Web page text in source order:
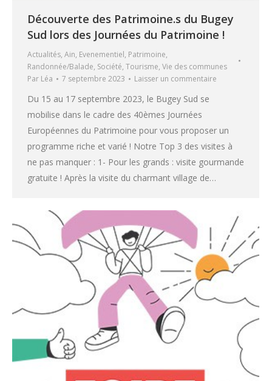
Découverte des Patrimoine.s du Bugey
Sud lors des Journées du Patrimoine !
Actualités, Ain, Evenementiel, Patrimoine,
Randonnée/Balade, Société, Tourisme, Vie des communes
Par Léa 7 septembre 2023 Laisser un commentaire
Du 15 au 17 septembre 2023, le Bugey Sud se
mobilise dans le cadre des 40èmes Journées
Européennes du Patrimoine pour vous proposer un
programme riche et varié ! Notre Top 3 des visites à
ne pas manquer : 1- Pour les grands : visite gourmande
gratuite ! Après la visite du charmant village de…